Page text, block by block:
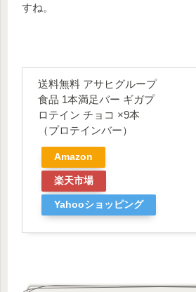
すね。
送料無料 アサヒグループ
食品 1本満足バー ギガプ
ロテイン チョコ ×9本
（プロテインバー）
Amazon
楽天市場
Yahooショッピング